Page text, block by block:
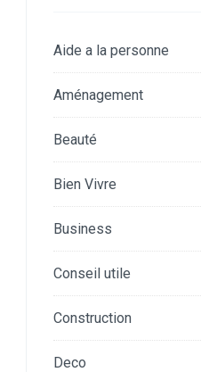
Aide a la personne
Aménagement
Beauté
Bien Vivre
Business
Conseil utile
Construction
Deco